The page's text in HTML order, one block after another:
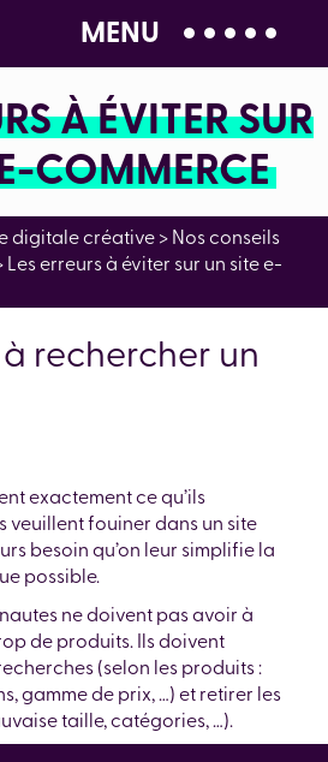
MENU
À ÉVITER SUR
COMMERCE
digitale créative>Nos conseils
Les erreurs à éviter sur un site e-
rechercher un
exactement ce qu’ils
veuillent fouiner dans un site
besoin qu’on leur simplifie la
possible.
ne doivent pas avoir à
de produits. Ils doivent
(selon les produits :
gamme de prix, …) et retirer les
taille, catégories, …).